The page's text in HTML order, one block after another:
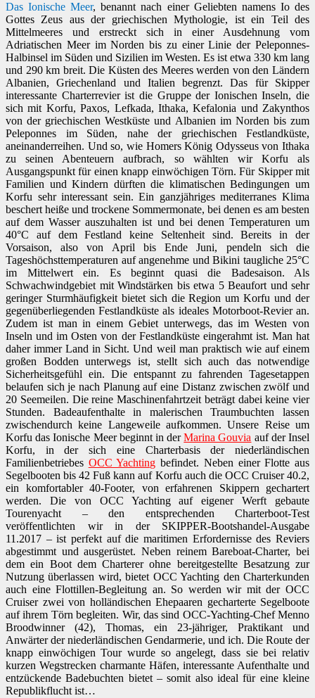
Das Ionische Meer, benannt nach einer Geliebten namens Io des
Gottes Zeus aus der griechischen Mythologie, ist ein Teil des
Mittelmeeres und erstreckt sich in einer Ausdehnung vom
Adriatischen Meer im Norden bis zu einer Linie der Peleponnes-
Halbinsel im Süden und Sizilien im Westen. Es ist etwa 330 km lang
und 290 km breit. Die Küsten des Meeres werden von den Ländern
Albanien, Griechenland und Italien begrenzt. Das für Skipper
interessante Charterrevier ist die Gruppe der Ionischen Inseln, die
sich mit Korfu, Paxos, Lefkada, Ithaka, Kefalonia und Zakynthos
von der griechischen Westküste und Albanien im Norden bis zum
Peleponnes im Süden, nahe der griechischen Festlandküste,
aneinanderreihen. Und so, wie Homers König Odysseus von Ithaka
zu seinen Abenteuern aufbrach, so wählten wir Korfu als
Ausgangspunkt für einen knapp einwöchigen Törn. Für Skipper mit
Familien und Kindern dürften die klimatischen Bedingungen um
Korfu sehr interessant sein. Ein ganzjähriges mediterranes Klima
beschert heiße und trockene Sommermonate, bei denen es am besten
auf dem Wasser auszuhalten ist und bei denen Temperaturen um
40°C auf dem Festland keine Seltenheit sind. Bereits in der
Vorsaison, also von April bis Ende Juni, pendeln sich die
Tageshöchsttemperaturen auf angenehme und Bikini taugliche 25°C
im Mittelwert ein. Es beginnt quasi die Badesaison. Als
Schwachwindgebiet mit Windstärken bis etwa 5 Beaufort und sehr
geringer Sturmhäufigkeit bietet sich die Region um Korfu und der
gegenüberliegenden Festlandküste als ideales Motorboot-Revier an.
Zudem ist man in einem Gebiet unterwegs, das im Westen von
Inseln und im Osten von der Festlandküste eingerahmt ist. Man hat
daher immer Land in Sicht. Und weil man praktisch wie auf einem
großen Bodden unterwegs ist, stellt sich auch das notwendige
Sicherheitsgefühl ein. Die entspannt zu fahrenden Tagesetappen
belaufen sich je nach Planung auf eine Distanz zwischen zwölf und
20 Seemeilen. Die reine Maschinenfahrtzeit beträgt dabei keine vier
Stunden. Badeaufenthalte in malerischen Traumbuchten lassen
zwischendurch keine Langeweile aufkommen. Unsere Reise um
Korfu das Ionische Meer beginnt in derMarina Gouvia auf der Insel
Korfu, in der sich eine Charterbasis der niederländischen
Familienbetriebes OCC Yachting befindet. Neben einer Flotte aus
Segelbooten bis 42 Fuß kann auf Korfu auch die OCC Cruiser 40.2,
ein komfortabler 40-Footer, von erfahrenen Skippern gechartert
werden. Die von OCC Yachting auf eigener Werft gebaute
Tourenyacht – den entsprechenden Charterboot-Test
veröffentlichten wir in der SKIPPER-Bootshandel-Ausgabe
11.2017 – ist perfekt auf die maritimen Erfordernisse des Reviers
abgestimmt und ausgerüstet. Neben reinem Bareboat-Charter, bei
dem ein Boot dem Charterer ohne bereitgestellte Besatzung zur
Nutzung überlassen wird, bietet OCC Yachting den Charterkunden
auch eine Flottillen-Begleitung an. So werden wir mit der OCC
Cruiser zwei von holländischen Ehepaaren gecharterte Segelboote
auf ihrem Törn begleiten. Wir, das sind OCC-Yachting-Chef Menno
Broodwinner (42), Thomas, ein 23-jähriger, Praktikant und
Anwärter der niederländischen Gendarmerie, und ich. Die Route der
knapp einwöchigen Tour wurde so angelegt, dass sie bei relativ
kurzen Wegstrecken charmante Häfen, interessante Aufenthalte und
entzückende Badebuchten bietet – somit also ideal für eine kleine
Republikflucht ist…